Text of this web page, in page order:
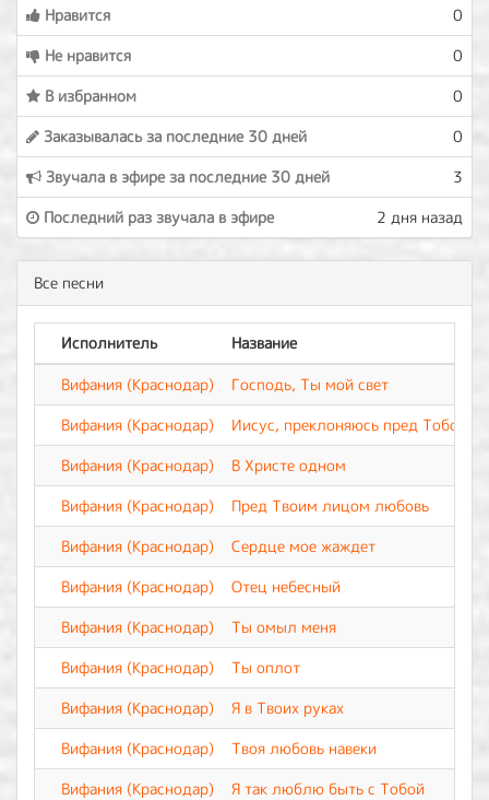
Нравится
0
Не нравится
0
В избранном
0
Заказывалась за последние 30 дней
0
Звучала в эфире за последние 30 дней
3
Последний раз звучала в эфире
2 дня назад
Все песни
Исполнитель
Название
Вифания (Краснодар)
Господь, Ты мой свет
Вифания (Краснодар)
Иисус, преклоняюсь пред Тобой
Вифания (Краснодар)
В Христе одном
Вифания (Краснодар)
Пред Твоим лицом любовь
Вифания (Краснодар)
Сердце мое жаждет
Вифания (Краснодар)
Отец небесный
Вифания (Краснодар)
Ты омыл меня
Вифания (Краснодар)
Ты оплот
Вифания (Краснодар)
Я в Твоих руках
Вифания (Краснодар)
Твоя любовь навеки
Вифания (Краснодар)
Я так люблю быть с Тобой